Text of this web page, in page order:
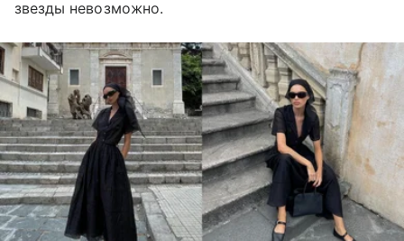
звезды невозможно.